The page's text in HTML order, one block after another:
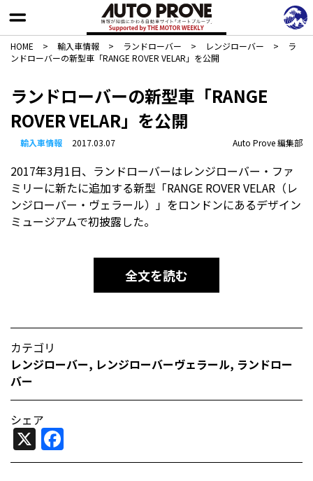
HOME > 輸入車情報 > ランドローバー > レンジローバー >
ラ
ンドローバーの新型車「RANGE ROVER VELAR」を公開
ランドローバーの新型車「RANGE
ROVER VELAR」を公開
輸入車情報 2017.03.07 Auto Prove 編集部
2017年3月1日、ランドローバーはレンジローバー・ファ
ミリーに新たに追加する新型「RANGE ROVER VELAR（レ
ンジローバー・ヴェラール）」をロンドンにあるデザイン
ミュージアムで初披露した。
全文を読む
カテゴリ
レンジローバー, レンジローバーヴェラール, ランドロー
バー
シェア
X